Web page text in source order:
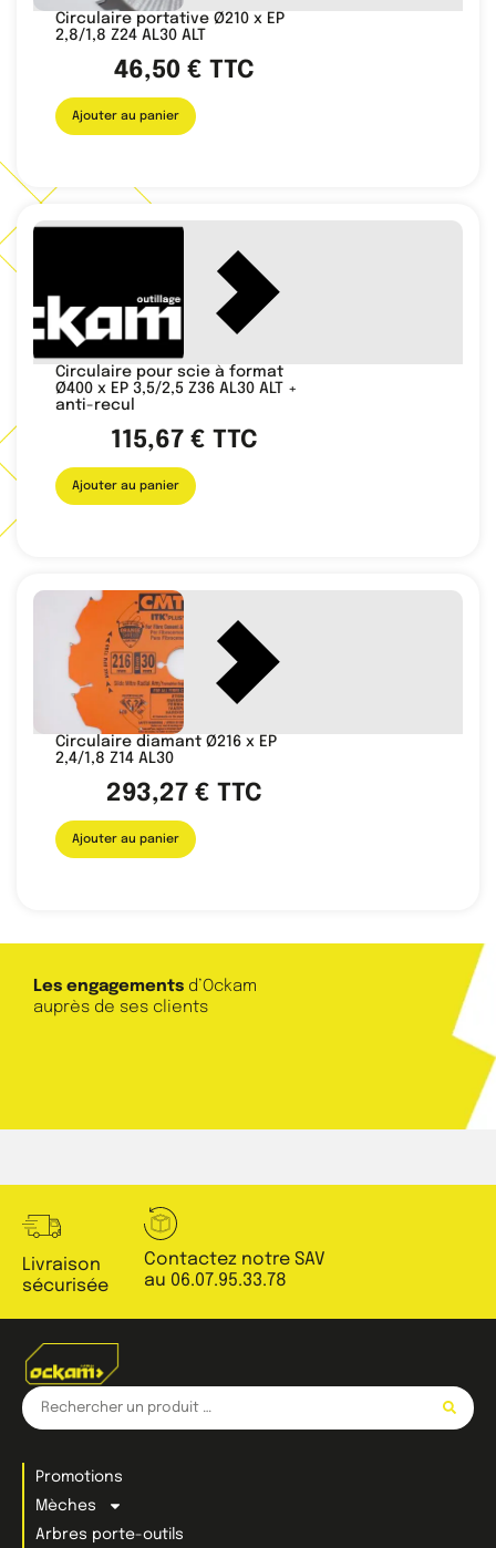
Circulaire portative Ø210 x EP
2,8/1,8 Z24 AL30 ALT
46,50 € TTC
Ajouter au panier
Circulaire pour scie à format
Ø400 x EP 3,5/2,5 Z36 AL30 ALT +
anti-recul
115,67 € TTC
Ajouter au panier
Circulaire diamant Ø216 x EP
2,4/1,8 Z14 AL30
293,27 € TTC
Ajouter au panier
Les engagements d’Ockam
auprès de ses clients
Livraison
sécurisée
Contactez notre SAV
au 06.07.95.33.78
Promotions
Mèches
Arbres porte-outils